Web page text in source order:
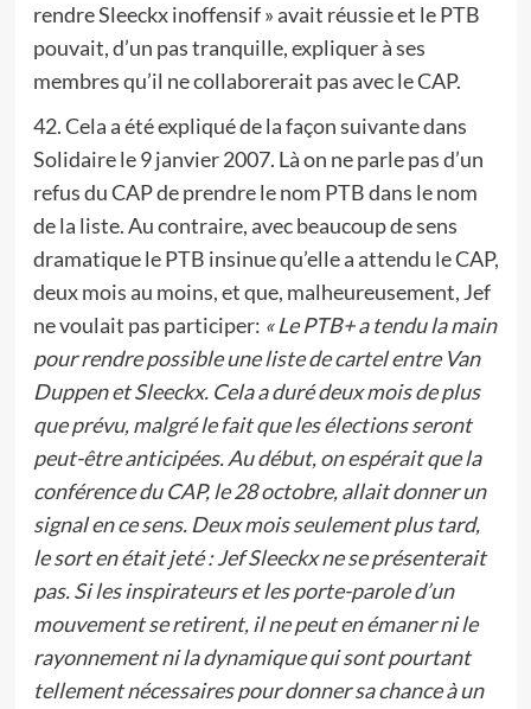
rendre Sleeckx inoffensif » avait réussie et le PTB
pouvait, d’un pas tranquille, expliquer à ses
membres qu’il ne collaborerait pas avec le CAP.
42. Cela a été expliqué de la façon suivante dans
Solidaire le 9 janvier 2007. Là on ne parle pas d’un
refus du CAP de prendre le nom PTB dans le nom
de la liste. Au contraire, avec beaucoup de sens
dramatique le PTB insinue qu’elle a attendu le CAP,
deux mois au moins, et que, malheureusement, Jef
ne voulait pas participer: « Le PTB+ a tendu la main
pour rendre possible une liste de cartel entre Van
Duppen et Sleeckx. Cela a duré deux mois de plus
que prévu, malgré le fait que les élections seront
peut-être anticipées. Au début, on espérait que la
conférence du CAP, le 28 octobre, allait donner un
signal en ce sens. Deux mois seulement plus tard,
le sort en était jeté : Jef Sleeckx ne se présenterait
pas. Si les inspirateurs et les porte-parole d’un
mouvement se retirent, il ne peut en émaner ni le
rayonnement ni la dynamique qui sont pourtant
tellement nécessaires pour donner sa chance à un